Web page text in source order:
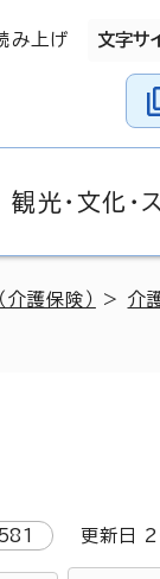
み上げ 文字サ
観光・文化・
介護保険） > 介
更新日